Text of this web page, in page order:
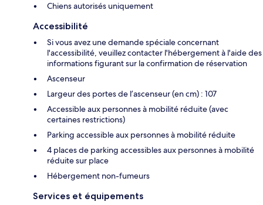
Chiens autorisés uniquement
Accessibilité
Si vous avez une demande spéciale concernant
l'accessibilité, veuillez contacter l'hébergement à l'aide des
informations figurant sur la confirmation de réservation
Ascenseur
Largeur des portes de l’ascenseur (en cm) : 107
Accessible aux personnes à mobilité réduite (avec
certaines restrictions)
Parking accessible aux personnes à mobilité réduite
4 places de parking accessibles aux personnes à mobilité
réduite sur place
Hébergement non-fumeurs
Services et équipements